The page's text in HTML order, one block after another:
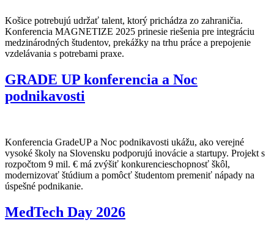
Košice potrebujú udržať talent, ktorý prichádza zo zahraničia.
Konferencia MAGNETIZE 2025 prinesie riešenia pre integráciu
medzinárodných študentov, prekážky na trhu práce a prepojenie
vzdelávania s potrebami praxe.
GRADE UP konferencia a Noc
podnikavosti
Konferencia GradeUP a Noc podnikavosti ukážu, ako verejné
vysoké školy na Slovensku podporujú inovácie a startupy. Projekt s
rozpočtom 9 mil. € má zvýšiť konkurencieschopnosť škôl,
modernizovať štúdium a pomôcť študentom premeniť nápady na
úspešné podnikanie.
MedTech Day 2026